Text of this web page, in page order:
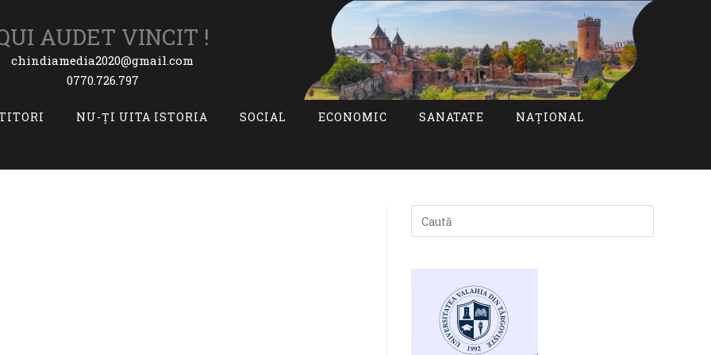
AUDET VINCIT !
chindiamedia2020@gmail.com
0770.726.797
NU-ȚI UITA ISTORIA SOCIAL ECONOMIC SANATATE NAȚIONAL